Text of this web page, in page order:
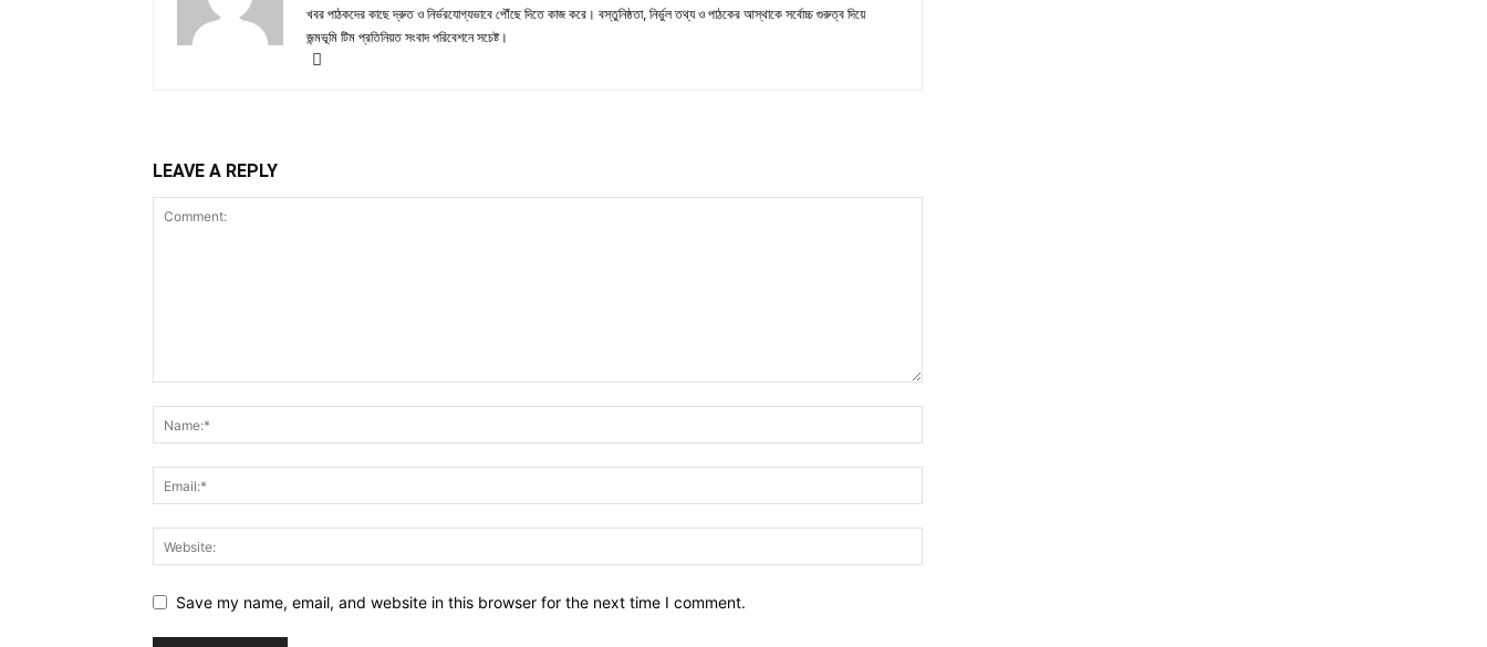
খবর পাঠকদের কাছে দ্রুত ও নির্ভরযোগ্যভাবে পৌঁছে দিতে কাজ করে। বস্তুনিষ্ঠতা, নির্ভুল তথ্য ও পাঠকের আস্থাকে সর্বোচ্চ গুরুত্ব দিয়ে
জন্মভূমি টিম প্রতিনিয়ত সংবাদ পরিবেশনে সচেষ্ট।
LEAVE A REPLY
Save my name, email, and website in this browser for the next time I comment.